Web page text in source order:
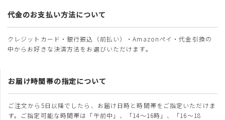
代金のお支払い方法について
クレジットカード・銀行振込（前払い）・Amazonペイ・代金引換の
中からお好きな決済方法をお選びいただけます。
お届け時間帯の指定について
ご注文から5日以降でしたら、お届け日時と時間帯をご指定いただけま
す。ご指定可能な時間帯は「午前中」、「14～16時」、「16～18